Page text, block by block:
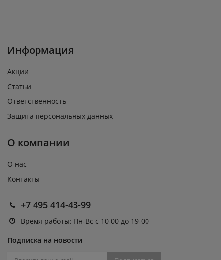
Информация
Акции
Статьи
Ответственность
Защита персональных данных
О компании
О нас
Контакты
+7 495 414-43-99
Время работы: Пн-Вс с 10-00 до 19-00
Подписка на новости